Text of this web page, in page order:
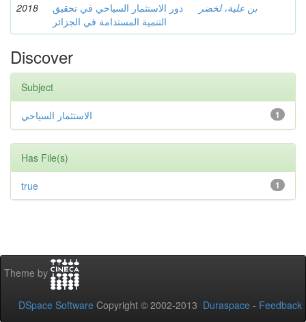
2018
دور الاستثمار السياحي في تحقيق
التنمية المستدامة في الجزائر
بن علية، لخضر
Discover
Subject
1 الاستثمار السياحي
Has File(s)
1
true
Theme by
DSpace Software Copyright © 2002-2013 Duraspace - Feedback